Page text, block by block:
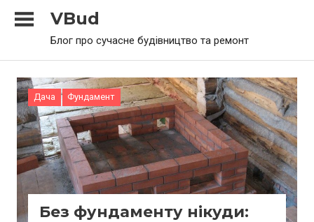
VBud
Блог про сучасне будівництво та ремонт
Дача Фундамент
Без фундаменту нікуди: